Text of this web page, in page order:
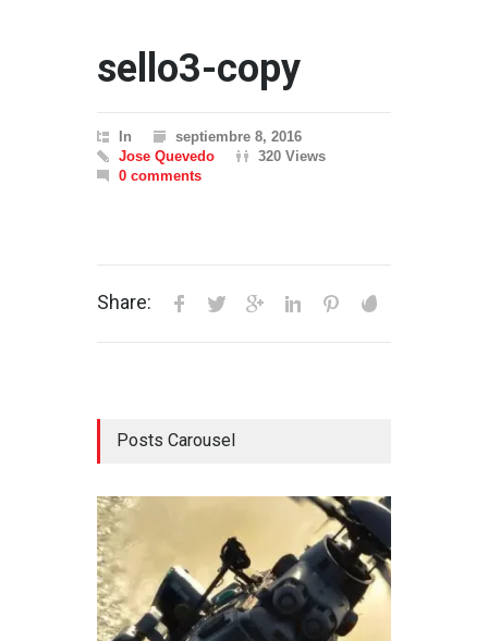
sello3-copy
In
septiembre 8, 2016
Jose Quevedo
320 Views
0 comments
Share:
Posts Carousel